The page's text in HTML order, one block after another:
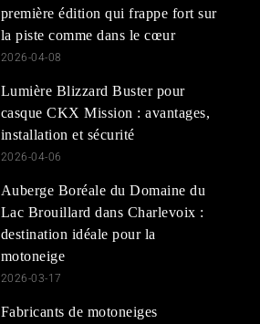
première édition qui frappe fort sur
la piste comme dans le cœur
2026-04-08
Lumière Blizzard Buster pour
casque CKX Mission : avantages,
installation et sécurité
2026-04-06
Auberge Boréale du Domaine du
Lac Brouillard dans Charlevoix :
destination idéale pour la
motoneige
2026-03-17
Fabricants de motoneiges